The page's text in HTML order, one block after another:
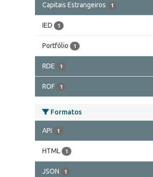
Capitais Estrangeiros 1
IED 1
Portfólio 1
RDE 1
ROF 1
Formatos
API 1
HTML 1
JSON 1